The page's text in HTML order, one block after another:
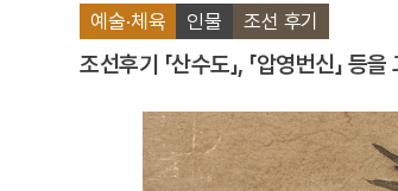
예술·체육 인물 조선 후기
조선후기 「산수도」, 「압영번신」 등